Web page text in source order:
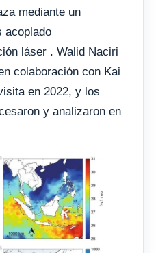
mediante un
acoplado
láser . Walid Naciri
colaboración con Kai
en 2022, y los
y analizaron en